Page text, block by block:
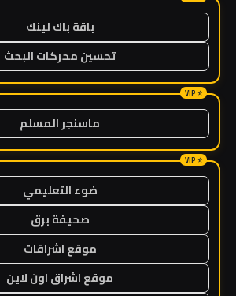
باقة باك لينك
تحسين محركات البحث
ماسنجر المسلم
ضوء التعليمي
صحيفة برق
موقع اشراقات
موقع اشراق اون لاين